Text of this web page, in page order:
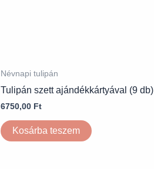
Névnapi tulipán
Tulipán szett ajándékkártyával (9 db)
6750,00 Ft
Kosárba teszem